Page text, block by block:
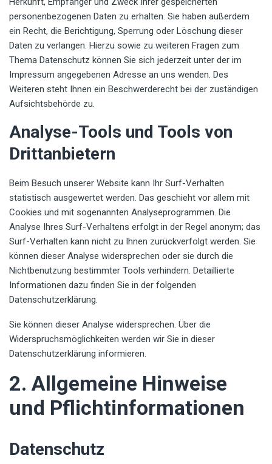
personenbezogenen Daten zu erhalten. Sie haben außerdem
ein Recht, die Berichtigung, Sperrung oder Löschung dieser
Daten zu verlangen. Hierzu sowie zu weiteren Fragen zum
Thema Datenschutz können Sie sich jederzeit unter der im
Impressum angegebenen Adresse an uns wenden. Des
Weiteren steht Ihnen ein Beschwerderecht bei der zuständigen
Aufsichtsbehörde zu.
Analyse-Tools und Tools von
Drittanbietern
Beim Besuch unserer Website kann Ihr Surf-Verhalten
statistisch ausgewertet werden. Das geschieht vor allem mit
Cookies und mit sogenannten Analyseprogrammen. Die
Analyse Ihres Surf-Verhaltens erfolgt in der Regel anonym; das
Surf-Verhalten kann nicht zu Ihnen zurückverfolgt werden. Sie
können dieser Analyse widersprechen oder sie durch die
Nichtbenutzung bestimmter Tools verhindern. Detaillierte
Informationen dazu finden Sie in der folgenden
Datenschutzerklärung.
Sie können dieser Analyse widersprechen. Über die
Widerspruchsmöglichkeiten werden wir Sie in dieser
Datenschutzerklärung informieren.
2. Allgemeine Hinweise
und Pflichtinformationen
Datenschutz